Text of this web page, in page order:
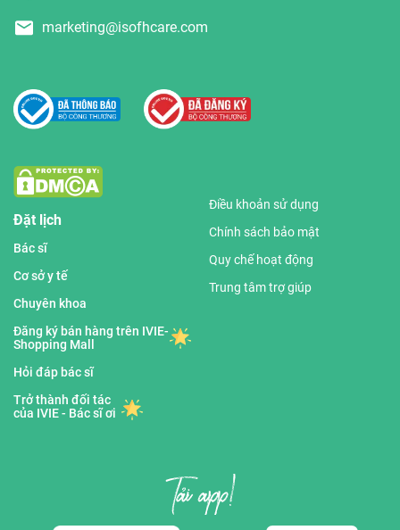
marketing@isofhcare.com
Đặt lịch
Bác sĩ
Cơ sở y tế
Chuyên khoa
Đăng ký bán hàng trên IVIE-
Shopping Mall
Hỏi đáp bác sĩ
Trở thành đối tác
của IVIE - Bác sĩ ơi
Điều khoản sử dụng
Chính sách bảo mật
Quy chế hoạt động
Trung tâm trợ giúp